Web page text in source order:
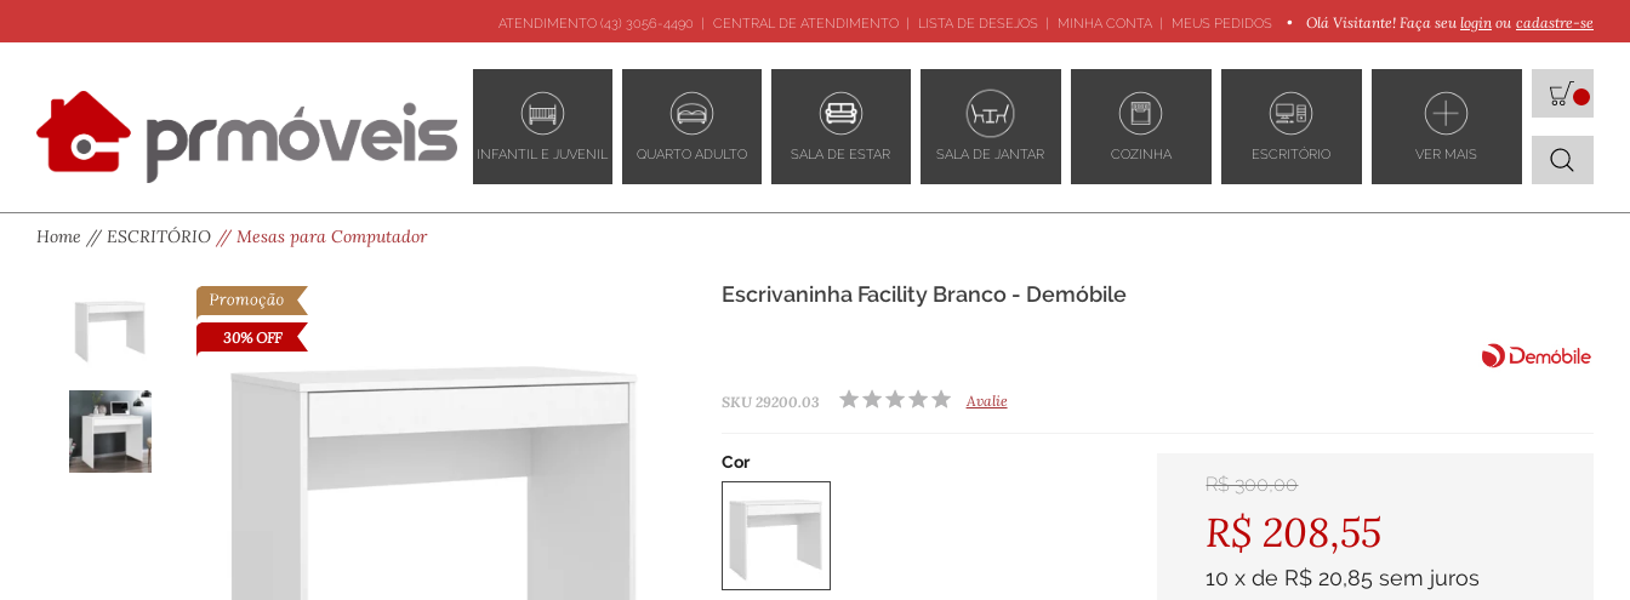
ATENDIMENTO (43) 3056-4490 CENTRAL DE ATENDIMENTO LISTA DE DESEJOS MINHA CONTA MEUS PEDIDOS • Olá Visitante! Faça seu login cadastre-se
INFANTIL E JUVENIL QUARTO ADULTO SALA DE ESTAR SALA DE JANTAR COZINHA ESCRITÓRIO VER MAIS
Home ESCRITÓRIO Mesas para Computador
30% OFF
Escrivaninha Facility Branco - Demóbile
SKU 29200.03 Avalie
Cor
R$ 300,00
R$ 208,55
10 x de R$ 20,85 sem juros